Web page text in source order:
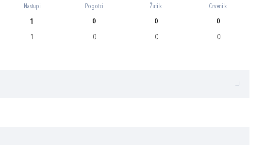
Nastupi Pogotci Žuti k. Crveni k.
1 0 0 0
1 0 0 0